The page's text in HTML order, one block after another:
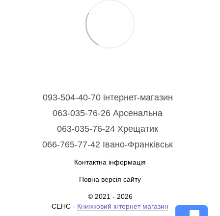
093-504-40-70 інтернет-магазин
063-035-76-26 Арсенальна
063-035-76-24 Хрещатик
066-765-77-42 Івано-Франківськ
Контактна інформація
Повна версія сайту
© 2021 - 2026
СЕНС - Книжковий інтернет магазин